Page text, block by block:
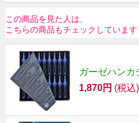
この商品を見た人は、
こちらの商品もチェックしています
ガーゼハンカ
1,870円 (税込)